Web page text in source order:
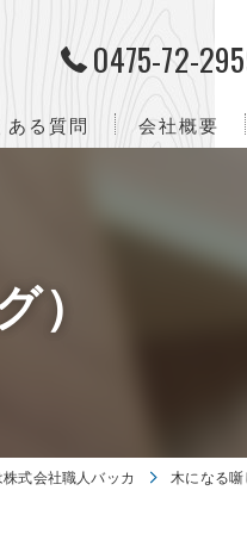
0475-72-
ある質問 会社概要
株式会社職人
千葉のリフ
）
式会社職人バッカ 木になる噺